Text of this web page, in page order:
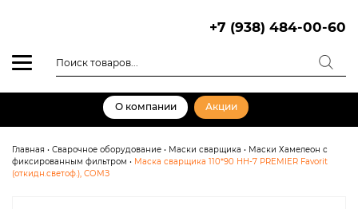
+7 (938) 484-00-60
товаров
О компании Акции
Главная • Сварочное оборудование • Маски сварщика • Маски Хамелеон с
фиксированным фильтром • Маска сварщика 110*90 НН-7 PREMIER Favorit
(откидн.светоф.), СОМЗ